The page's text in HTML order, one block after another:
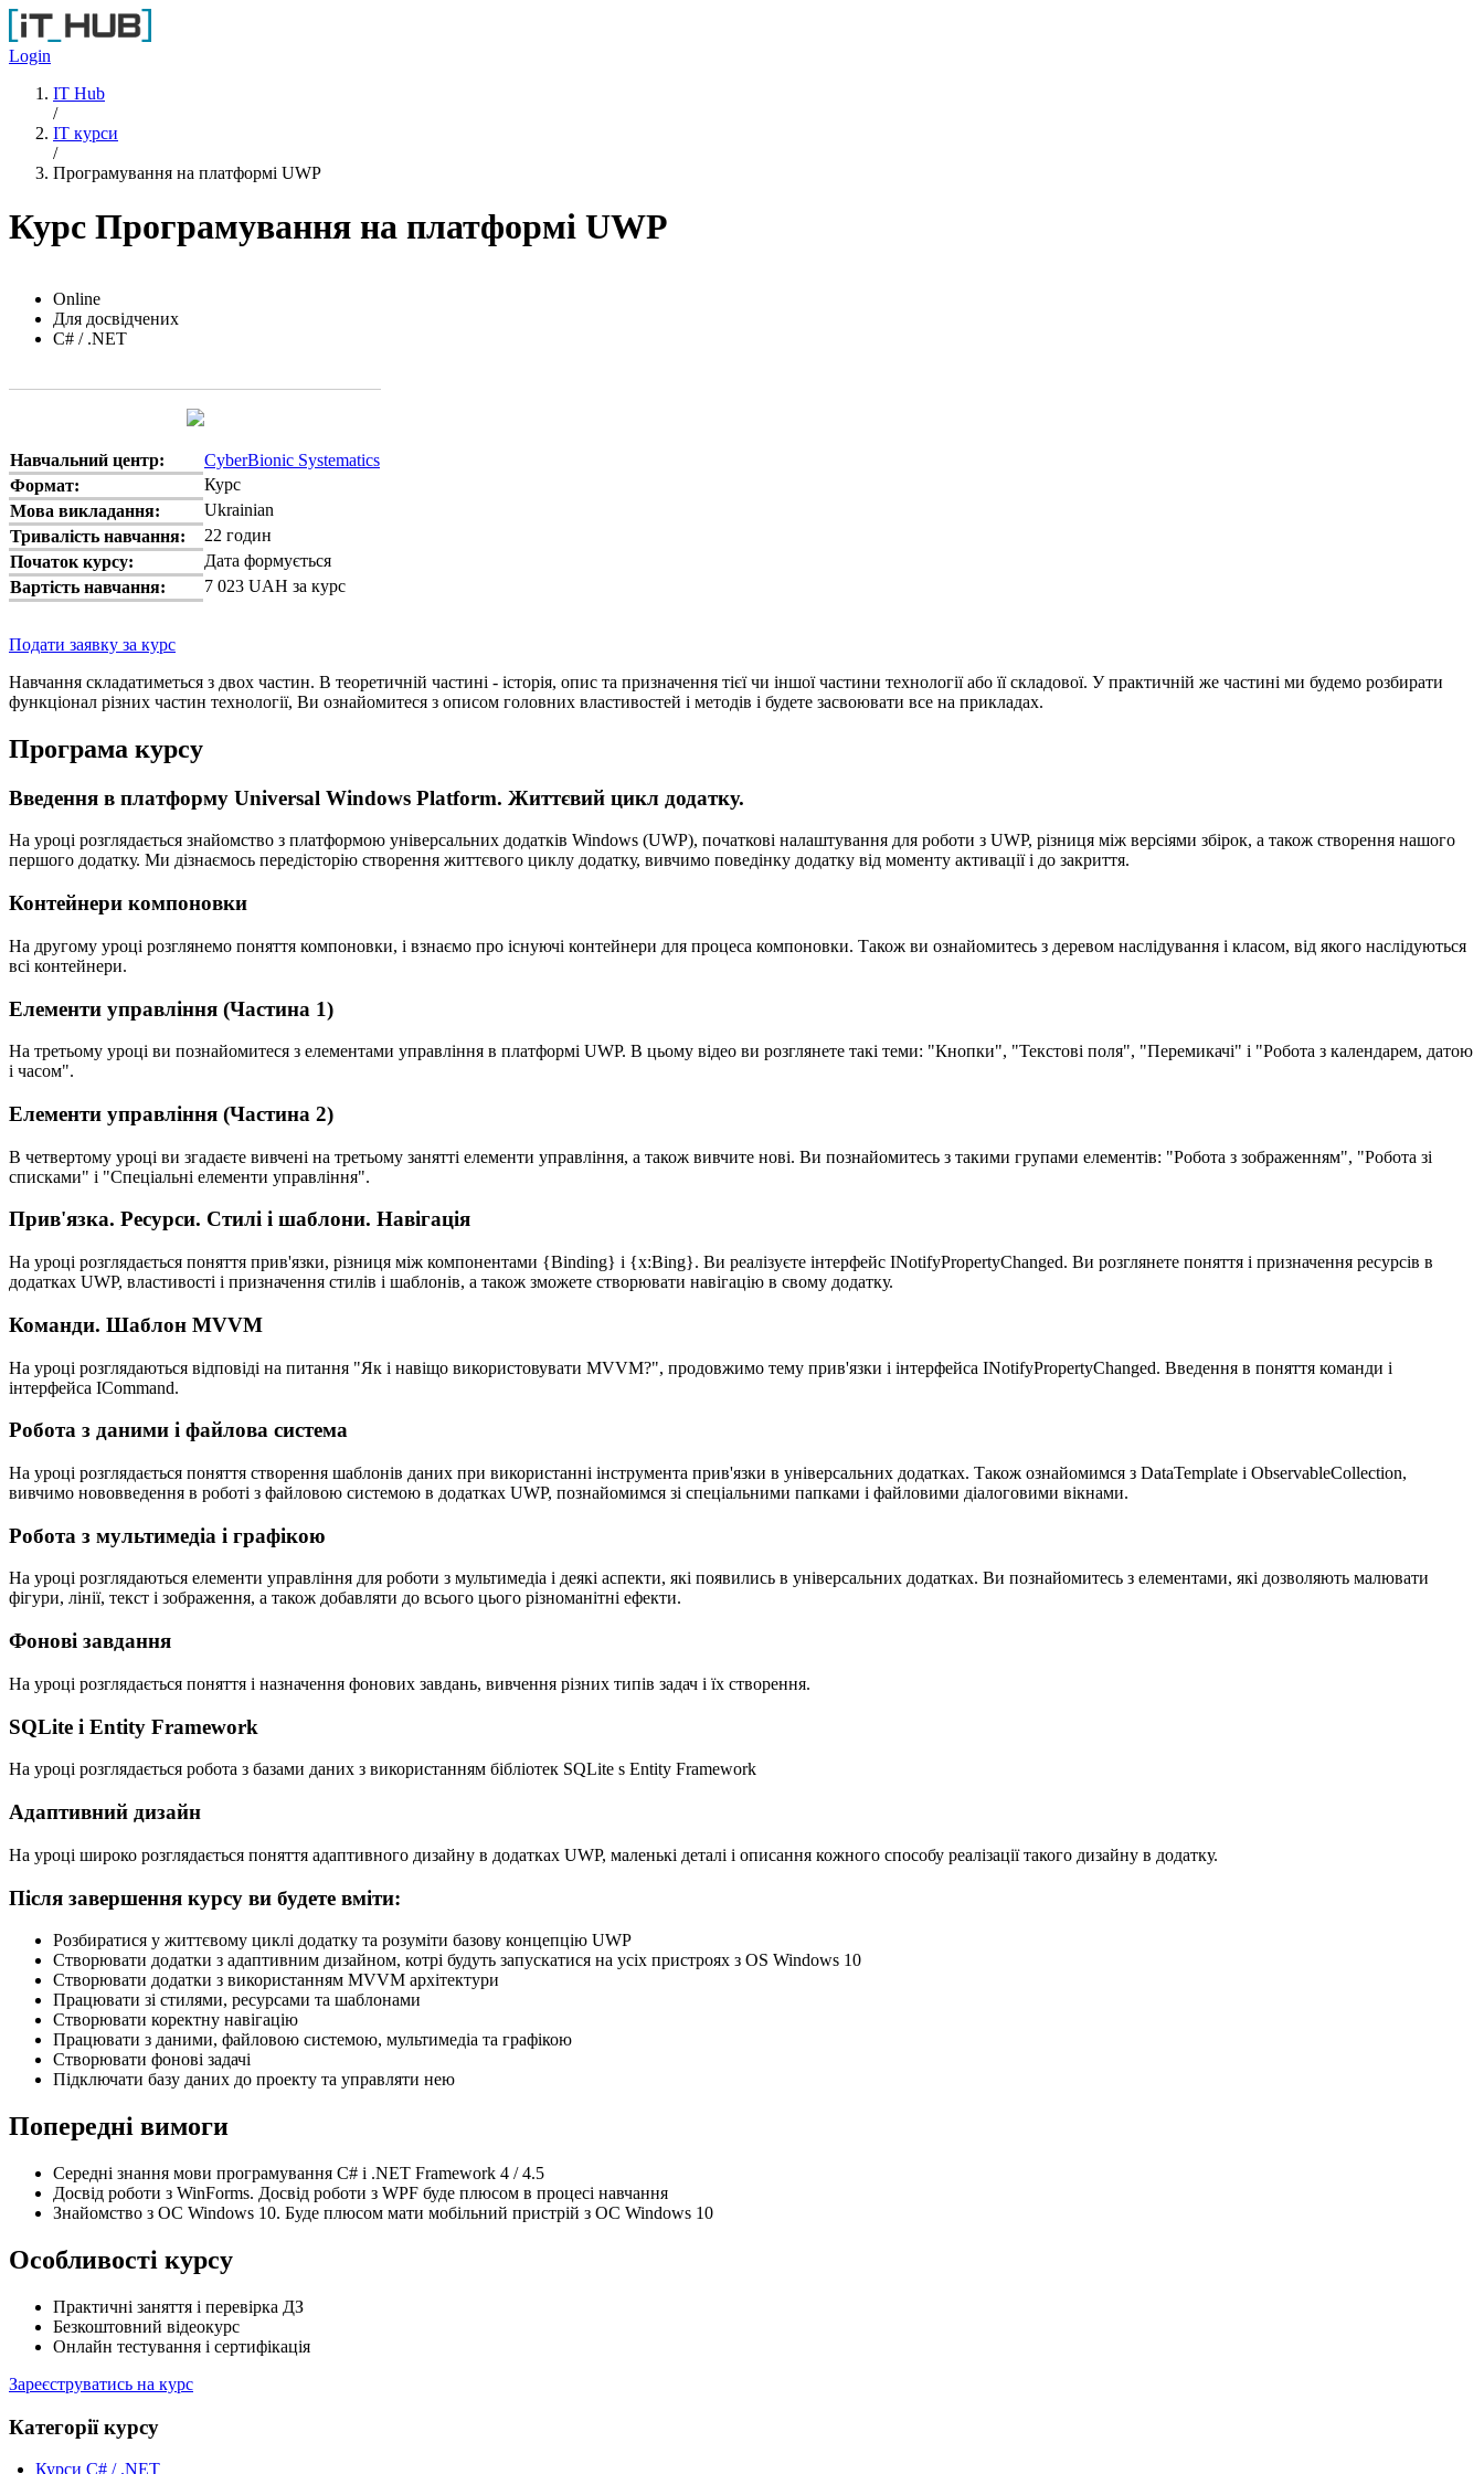
Перейти до основного вмісту
Login
IT Hub
/
IT курси
/
Програмування на платформі UWP
Курс Програмування на платформі UWP
Online
Для досвідчених
C# / .NET
Навчальний центр:
CyberBionic Systematics
Формат:
Курс
Мова викладання:
Ukrainian
Тривалість навчання:
22 годин
Початок курсу:
Дата формується
Вартість навчання:
7 023 UAH за курс
Подати заявку за курс
Навчання складатиметься з двох частин. В теоретичній частині - історія, опис та призначення тієї чи іншої частини технології або її складової. У практичній же частині ми будемо розбирати
функціонал різних частин технології, Ви ознайомитеся з описом головних властивостей і методів і будете засвоювати все на прикладах.
Програма курсу
Введення в платформу Universal Windows Platform. Життєвий цикл додатку.
На уроці розглядається знайомство з платформою універсальних додатків Windows (UWP), початкові налаштування для роботи з UWP, різниця між версіями збірок, а також створення нашого
першого додатку. Ми дізнаємось передісторію створення життєвого циклу додатку, вивчимо поведінку додатку від моменту активації і до закриття.
Контейнери компоновки
На другому уроці розглянемо поняття компоновки, і взнаємо про існуючі контейнери для процеса компоновки. Також ви ознайомитесь з деревом наслідування і класом, від якого наслідуються
всі контейнери.
Елементи управління (Частина 1)
На третьому уроці ви познайомитеся з елементами управління в платформі UWP. В цьому відео ви розглянете такі теми: "Кнопки", "Текстові поля", "Перемикачі" і "Робота з календарем, датою
і часом".
Елементи управління (Частина 2)
В четвертому уроці ви згадаєте вивчені на третьому занятті елементи управління, а також вивчите нові. Ви познайомитесь з такими групами елементів: "Робота з зображенням", "Робота зі
списками" і "Спеціальні елементи управління".
Прив'язка. Ресурси. Стилі і шаблони. Навігація
На уроці розглядається поняття прив'язки, різниця між компонентами {Binding} i {x:Bing}. Ви реалізуєте інтерфейс INotifyPropertyChanged. Ви розглянете поняття і призначення ресурсів в
додатках UWP, властивості і призначення стилів і шаблонів, а також зможете створювати навігацію в свому додатку.
Команди. Шаблон MVVM
На уроці розглядаються відповіді на питання "Як і навіщо використовувати MVVM?", продовжимо тему прив'язки і інтерфейса INotifyPropertyChanged. Введення в поняття команди і
інтерфейса ICommand.
Робота з даними і файлова система
На уроці розглядається поняття створення шаблонів даних при використанні інструмента прив'язки в універсальних додатках. Також ознайомимся з DataTemplate i ObservableCollection,
вивчимо нововведення в роботі з файловою системою в додатках UWP, познайомимся зі спеціальними папками і файловими діалоговими вікнами.
Робота з мультимедіа і графікою
На уроці розглядаються елементи управління для роботи з мультимедіа і деякі аспекти, які появились в універсальних додатках. Ви познайомитесь з елементами, які дозволяють малювати
фігури, лінії, текст і зображення, а також добавляти до всього цього різноманітні ефекти.
Фонові завдання
На уроці розглядається поняття і назначення фонових завдань, вивчення різних типів задач і їх створення.
SQLite i Entity Framework
На уроці розглядається робота з базами даних з використанням бібліотек SQLite s Entity Framework
Адаптивний дизайн
На уроці широко розглядається поняття адаптивного дизайну в додатках UWP, маленькі деталі і описання кожного способу реалізації такого дизайну в додатку.
Після завершення курсу ви будете вміти:
Розбиратися у життєвому циклі додатку та розуміти базову концепцію UWP
Створювати додатки з адаптивним дизайном, котрі будуть запускатися на усіх пристроях з OS Windows 10
Створювати додатки з використанням MVVM архітектури
Працювати зі стилями, ресурсами та шаблонами
Створювати коректну навігацію
Працювати з даними, файловою системою, мультимедіа та графікою
Створювати фонові задачі
Підключати базу даних до проекту та управляти нею
Попередні вимоги
Середні знання мови програмування C# і .NET Framework 4 / 4.5
Досвід роботи з WinForms. Досвід роботи з WPF буде плюсом в процесі навчання
Знайомство з ОС Windows 10. Буде плюсом мати мобільний пристрій з ОС Windows 10
Особливості курсу
Практичні заняття і перевірка ДЗ
Безкоштовний відеокурс
Онлайн тестування і сертифікація
Зареєструватись на курс
Категорії курсу
Курси C# / .NET